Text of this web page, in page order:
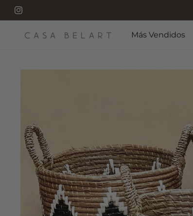
Instagram
madera y tiempo: el origen de cada pieza.
Más Vendidos